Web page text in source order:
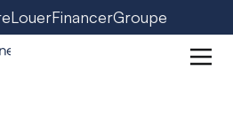
LouerFinancerGroupe